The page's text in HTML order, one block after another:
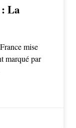
: La
mise
marqué par